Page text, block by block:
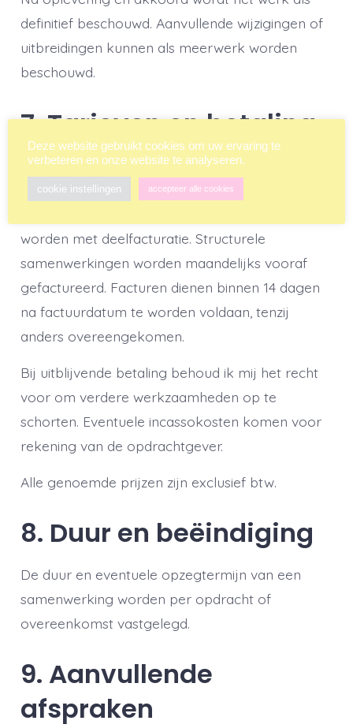
definitief beschouwd. Aanvullende wijzigingen of
uitbreidingen kunnen als meerwerk worden
beschouwd.
7. Tarieven en betaling
Facturatie vindt plaats voorafgaand aan de
werkzaamheden, tenzij anders
worden met deelfacturatie. Structurele
samenwerkingen worden maandelijks vooraf
gefactureerd. Facturen dienen binnen 14 dagen
na factuurdatum te worden voldaan, tenzij
anders overeengekomen.
Bij uitblijvende betaling behoud ik mij het recht
voor om verdere werkzaamheden op te
schorten. Eventuele incassokosten komen voor
rekening van de opdrachtgever.
Alle genoemde prijzen zijn exclusief btw.
8. Duur en beëindiging
De duur en eventuele opzegtermijn van een
samenwerking worden per opdracht of
overeenkomst vastgelegd.
9. Aanvullende
afspraken
Deze website gebruikt cookies om uw ervaring te
verbeteren en onze website te analyseren.
cookie instellingen accepteer alle cookies